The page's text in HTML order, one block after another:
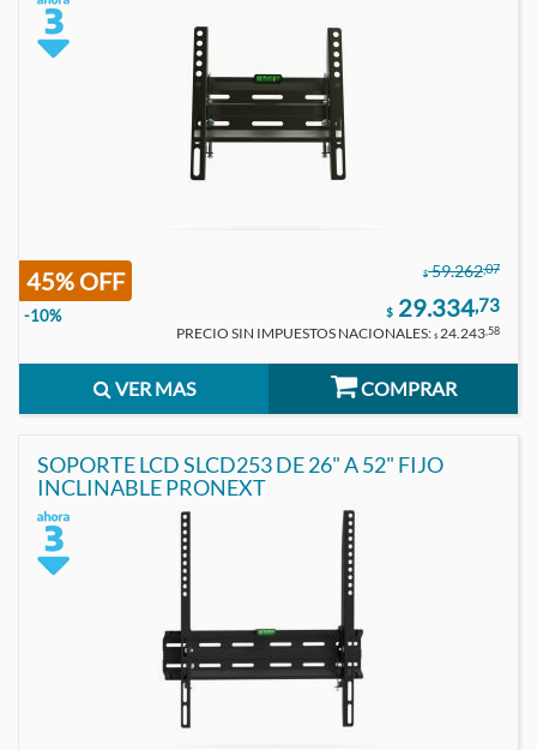
$ 59.262,07
45% OFF
-10% $ 29.334,73
PRECIO SIN IMPUESTOS NACIONALES: $ 24.243,58
VER MAS COMPRAR
SOPORTE LCD SLCD253 DE 26" A 52" FIJO
INCLINABLE PRONEXT